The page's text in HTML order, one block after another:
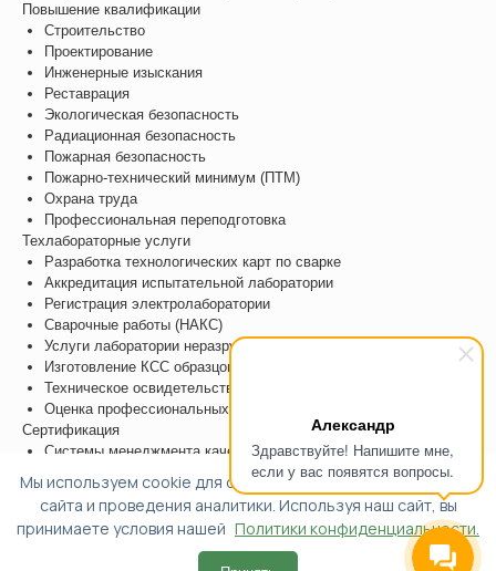
Александр
Здравствуйте! Напишите мне,
если у вас появятся вопросы.
Повышение квалификации
Строительство
Проектирование
Инженерные изыскания
Реставрация
Экологическая безопасность
Радиационная безопасность
Пожарная безопасность
Пожарно-технический минимум (ПТМ)
Охрана труда
Профессиональная переподготовка
Техлабораторные услуги
Разработка технологических карт по сварке
Аккредитация испытательной лаборатории
Регистрация электролаборатории
Сварочные работы (НАКС)
Услуги лаборатории неразрушающего контроля
Изготовление КСС образцов
Техническое освидетельствовани
Оценка профессиональных рисков (ОПР)
Сертификация
Системы менеджмента качества
Системы экологического менеджмента
Системы менеджмента безопасности труда и охраны
здоровья
Вступление в СРО
Технический регламент ТС (ТР ТС/ЕАЭС)
Мы используем cookie для обеспечения функциональности
сайта и проведения аналитики. Используя наш сайт, вы
принимаете условия нашей Политики конфиденциальности.